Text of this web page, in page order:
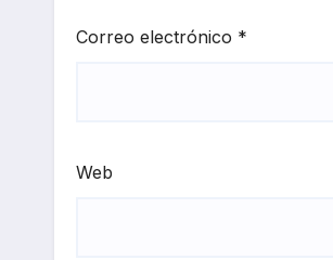
Correo electrónico *
Web